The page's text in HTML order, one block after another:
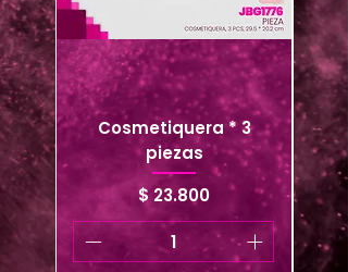
Cosmetiquera * 3
piezas
Precio
$ 23.800